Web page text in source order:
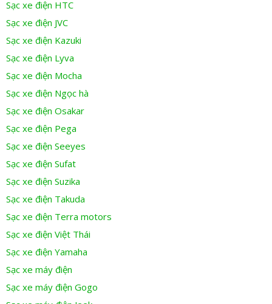
Sạc xe điện HTC
Sạc xe điện JVC
Sạc xe điện Kazuki
Sạc xe điện Lyva
Sạc xe điện Mocha
Sạc xe điện Ngọc hà
Sạc xe điện Osakar
Sạc xe điện Pega
Sạc xe điện Seeyes
Sạc xe điện Sufat
Sạc xe điện Suzika
Sạc xe điện Takuda
Sạc xe điện Terra motors
Sạc xe điện Việt Thái
Sạc xe điện Yamaha
Sạc xe máy điện
Sạc xe máy điện Gogo